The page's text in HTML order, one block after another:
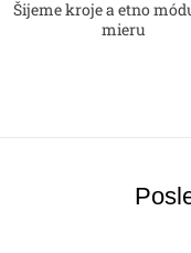
Šijeme kroje a etno
mieru